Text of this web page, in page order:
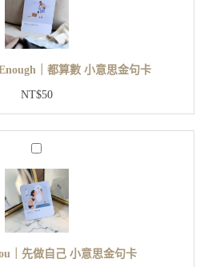
T
h
a
E
n
o
u
g
h
都
算
數
小
思
｜都算數 小意思金句卡
NT$50
J
s
t
B
e
Y
o
u
｜先做自己 小意思金句卡